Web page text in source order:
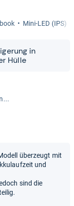
Mini-​LED (IPS)
in
Hülle
überzeugt mit
und
sind die